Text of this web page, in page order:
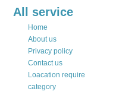
All service
Home
About us
Privacy policy
Contact us
Loacation require
category